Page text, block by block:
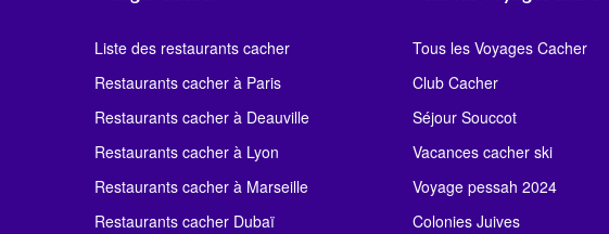
Liste des restaurants cacher
Restaurants cacher à Paris
Restaurants cacher à Deauville
Restaurants cacher à Lyon
Restaurants cacher à Marseille
Restaurants cacher Dubaï
Tous les Voyages Cacher
Club Cacher
Séjour Souccot
Vacances cacher ski
Voyage pessah 2024
Colonies Juives